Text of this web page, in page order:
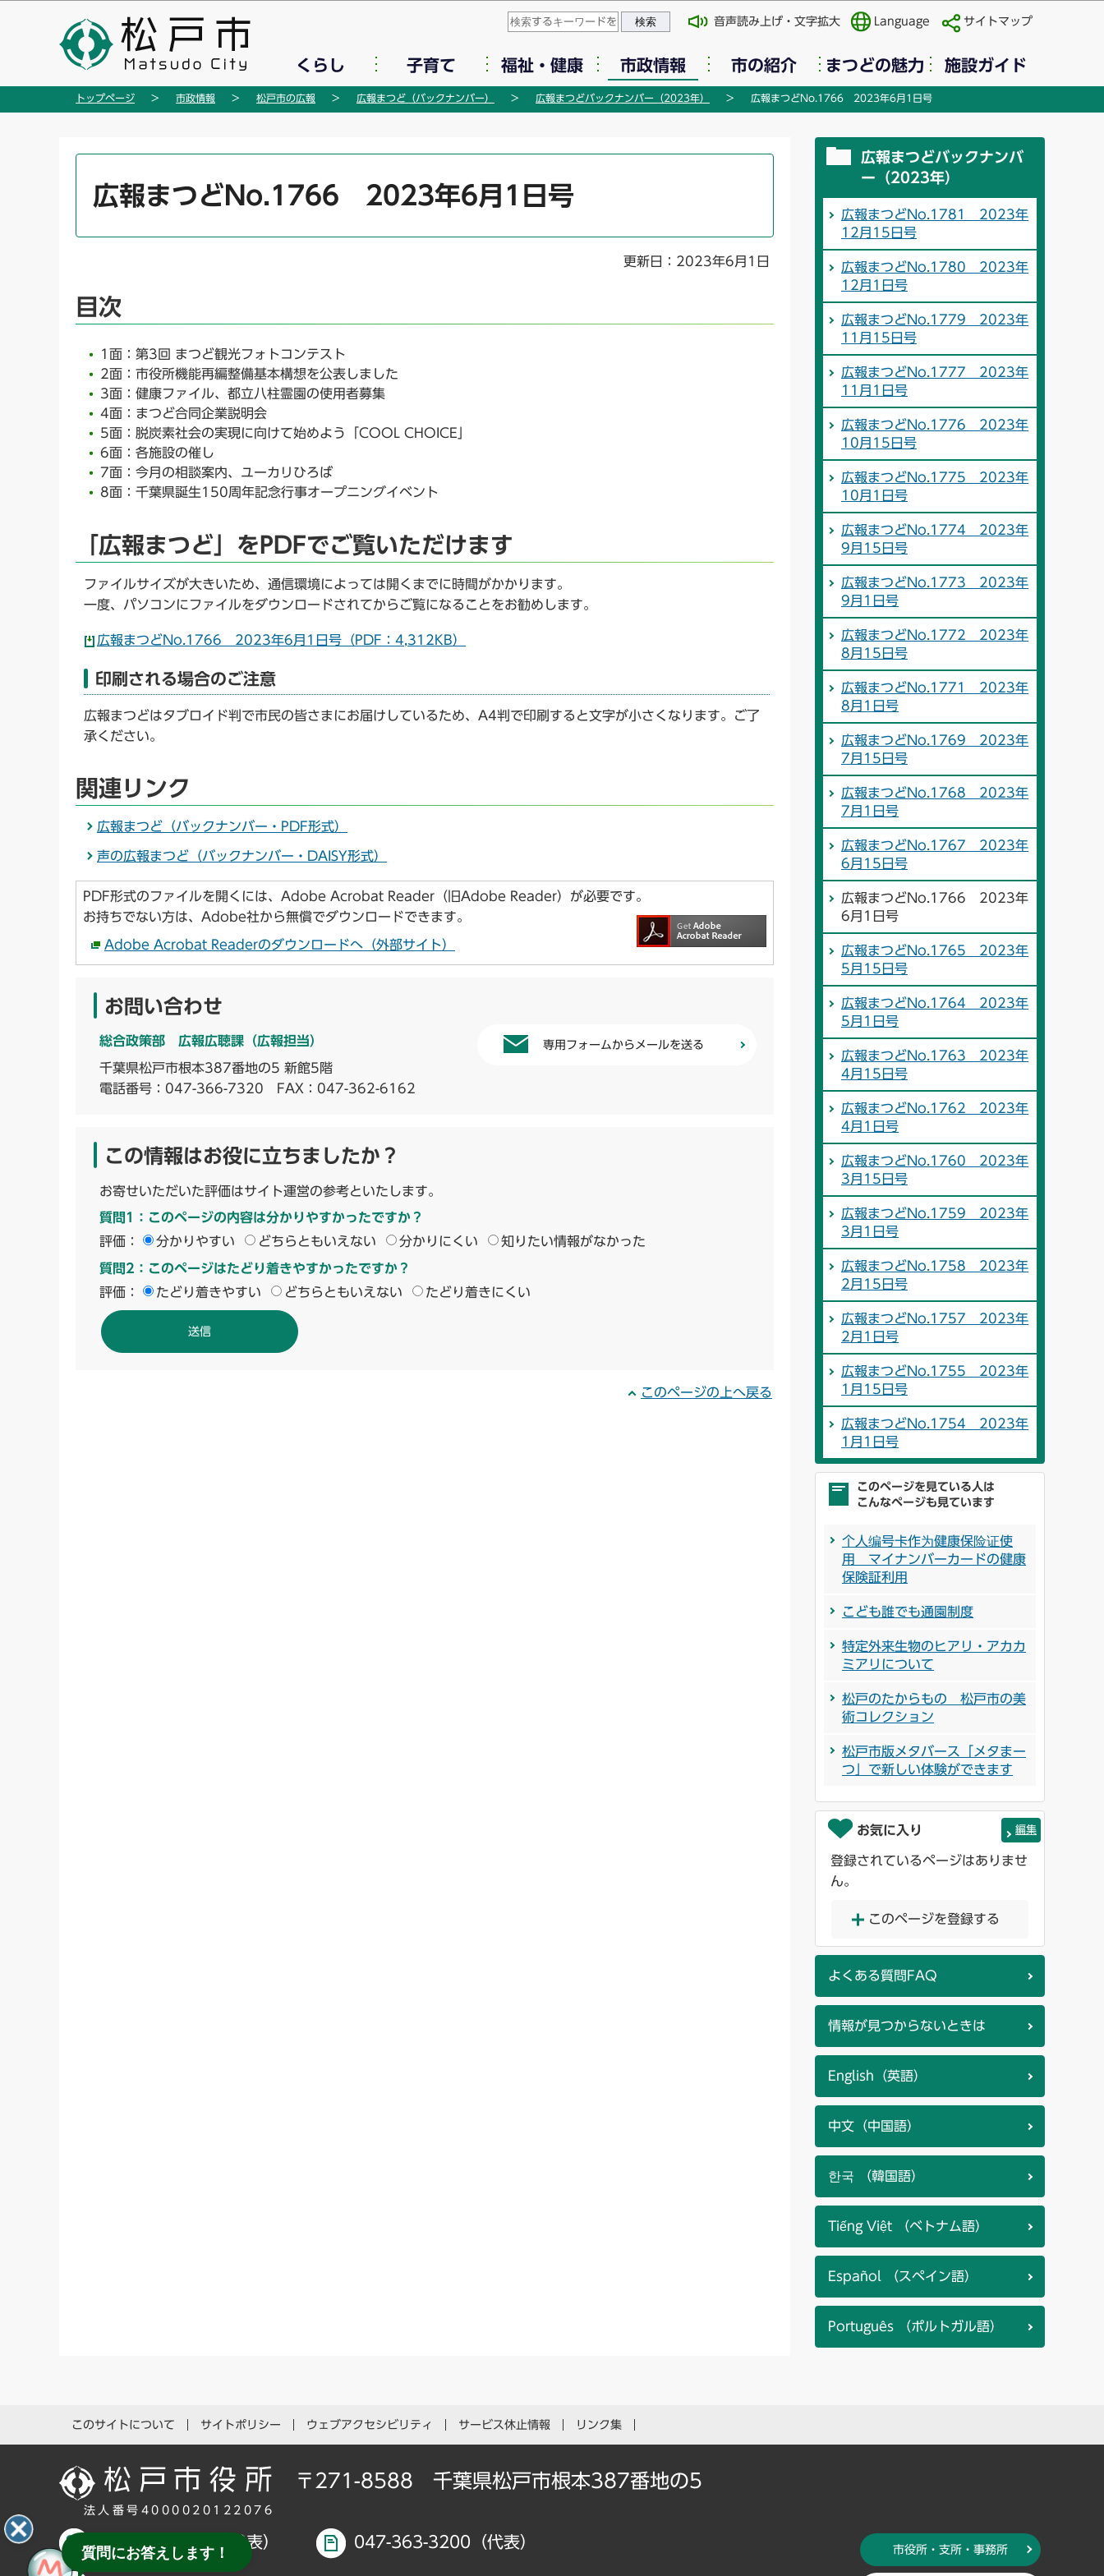
の
このページの本文へ移動
音声読み上げ・文字拡大 Language サイトマップ
くらし 子育て 福祉・健康 市政情報 市の紹介 まつどの魅力 施設ガイド
トップページ 市政情報 松戸市の広報 広報まつど（バックナンバー） 広報まつどバックナンバー（2023年） 広報まつどNo.1766 2023年6月1日号
広報まつどNo.1766 2023年6月1日号
更新日：2023年6月1日
目次
1面：第3回 まつど観光フォトコンテスト
2面：市役所機能再編整備基本構想を公表しました
3面：健康ファイル、都立八柱霊園の使用者募集
4面：まつど合同企業説明会
5面：脱炭素社会の実現に向けて始めよう「COOL CHOICE」
6面：各施設の催し
7面：今月の相談案内、ユーカリひろば
8面：千葉県誕生150周年記念行事オープニングイベント
「広報まつど」をPDFでご覧いただけます
ファイルサイズが大きいため、通信環境によっては開くまでに時間がかかります。
一度、パソコンにファイルをダウンロードされてからご覧になることをお勧めします。
広報まつどNo.1766 2023年6月1日号（PDF：4,312KB）
印刷される場合のご注意
広報まつどはタブロイド判で市民の皆さまにお届けしているため、A4判で印刷すると文字が小さくなります。ご了
承ください。
関連リンク
広報まつど（バックナンバー・PDF形式）
声の広報まつど（バックナンバー・DAISY形式）
PDF形式のファイルを開くには、Adobe Acrobat Reader（旧Adobe Reader）が必要です。
お持ちでない方は、Adobe社から無償でダウンロードできます。
Adobe Acrobat Readerのダウンロードへ（外部サイト）
お問い合わせ
総合政策部 広報広聴課（広報担当）
千葉県松戸市根本387番地の5 新館5階
電話番号： 047-366-7320 FAX：047-362-6162
専用フォームからメールを送る
この情報はお役に立ちましたか？
お寄せいただいた評価はサイト運営の参考といたします。
質問1：このページの内容は分かりやすかったですか？
評価：
分かりやすい どちらともいえない 分かりにくい 知りたい情報がなかった
質問2：このページはたどり着きやすかったですか？
評価：
たどり着きやすい どちらともいえない たどり着きにくい
このページの上へ戻る
広報まつどバックナンバ
ー（2023年）
広報まつどNo.1781 2023年
12月15日号
広報まつどNo.1780 2023年
12月1日号
広報まつどNo.1779 2023年
11月15日号
広報まつどNo.1777 2023年
11月1日号
広報まつどNo.1776 2023年
10月15日号
広報まつどNo.1775 2023年
10月1日号
広報まつどNo.1774 2023年
9月15日号
広報まつどNo.1773 2023年
9月1日号
広報まつどNo.1772 2023年
8月15日号
広報まつどNo.1771 2023年
8月1日号
広報まつどNo.1769 2023年
7月15日号
広報まつどNo.1768 2023年
7月1日号
広報まつどNo.1767 2023年
6月15日号
広報まつどNo.1766 2023年
6月1日号
広報まつどNo.1765 2023年
5月15日号
広報まつどNo.1764 2023年
5月1日号
広報まつどNo.1763 2023年
4月15日号
広報まつどNo.1762 2023年
4月1日号
広報まつどNo.1760 2023年
3月15日号
広報まつどNo.1759 2023年
3月1日号
広報まつどNo.1758 2023年
2月15日号
広報まつどNo.1757 2023年
2月1日号
広報まつどNo.1755 2023年
1月15日号
広報まつどNo.1754 2023年
1月1日号
このページを見ている人は
こんなページも見ています
个人编号卡作为健康保险证使
用 マイナンバーカードの健康
保険証利用
こども誰でも通園制度
特定外来生物のヒアリ・アカカ
ミアリについて
松戸のたからもの 松戸市の美
術コレクション
松戸市版メタバース「メタまー
つ」で新しい体験ができます
お気に入り 編集
登録されているページはありませ
ん。
このページを登録する
よくある質問FAQ
情報が見つからないときは
English（英語）
中文（中国語）
한국 （韓国語）
Tiếng Việt （ベトナム語）
Español （スペイン語）
Português （ポルトガル語）
このサイトについて サイトポリシー ウェブアクセシビリティ サービス休止情報 リンク集
法人番号4000020122076
〒271-8588 千葉県松戸市根本387番地の5
047-366-1111（代表） 047-363-3200（代表） 市役所・支所・事務所
質問にお答えします！